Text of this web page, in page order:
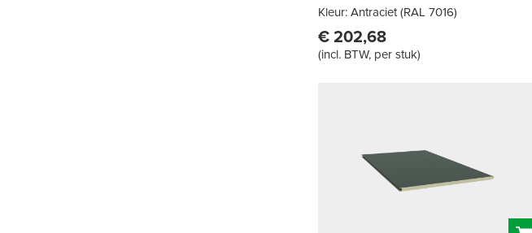
Kleur: Antraciet (RAL 7016)
€ 202,68
(incl. BTW, per stuk)